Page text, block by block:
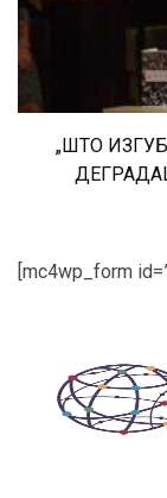
„ШТО
[mc4wp_form